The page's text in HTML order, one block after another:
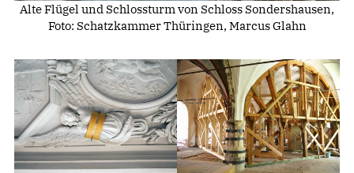
Alte Flügel und Schlossturm von Schloss Sondershausen,
Foto: Schatzkammer Thüringen, Marcus Glahn